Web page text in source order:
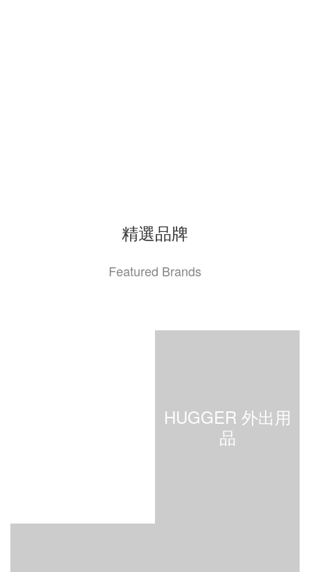
精選品牌
Featured Brands
HUGGER 外出用
品